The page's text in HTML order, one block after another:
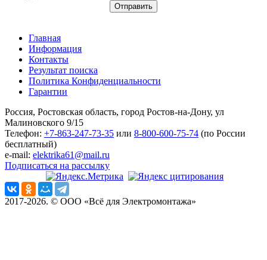
Отправить
Главная
Информация
Контакты
Результат поиска
Политика Конфиденциальности
Гарантии
Россия, Ростовская область, город Ростов-на-Дону, ул
Малиновского 9/15
Телефон: +7-863-247-73-35 или 8-800-600-75-74 (по России
бесплатный)
e-mail: elektrika61@mail.ru
Подписаться на рассылку
2017-2026. © ООО «Всё для Электромонтажа»